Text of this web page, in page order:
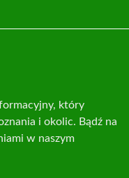
który
i okolic. Bądź na
w naszym